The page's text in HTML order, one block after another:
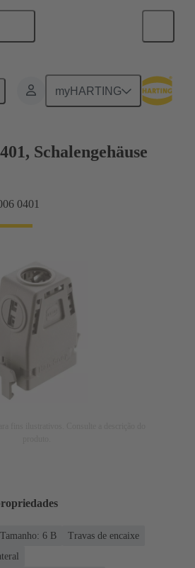
myHARTING
Schalengehäuse
0401
Tamanho: 6 B
Travas de encaixe